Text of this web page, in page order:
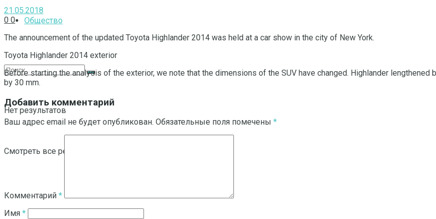
Общество
Нет результатов
Смотреть все результаты
21.05.2018
0 0
The announcement of the updated Toyota Highlander 2014 was held at a car show in the city of New York.
Toyota Highlander 2014 exterior
Before starting the analysis of the exterior, we note that the dimensions of the SUV have changed. Highlander
by 30 mm.
Добавить комментарий
Ваш адрес email не будет опубликован. Обязательные поля помечены *
Комментарий *
Имя *